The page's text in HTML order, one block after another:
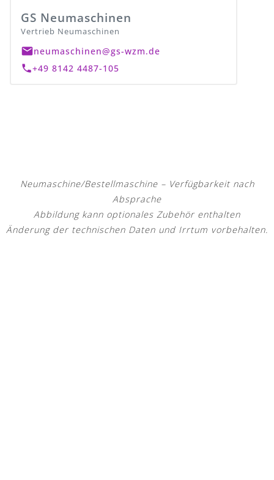
GS Neumaschinen
Vertrieb Neumaschinen
neumaschinen@gs-wzm.de
+49 8142 4487-105
Neumaschine/Bestellmaschine – Verfügbarkeit nach
Absprache
Abbildung kann optionales Zubehör enthalten
Änderung der technischen Daten und Irrtum vorbehalten.